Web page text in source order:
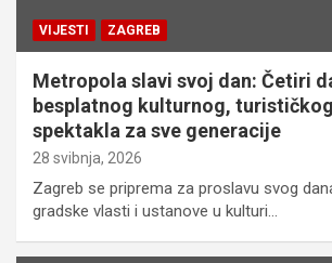
VIJESTI ZAGREB
Metropola slavi svoj dan: Četiri
besplatnog kulturnog,
spektakla za sve generacije
28 svibnja, 2026
Zagreb se priprema za proslavu svog
gradske vlasti i ustanove u kulturi…